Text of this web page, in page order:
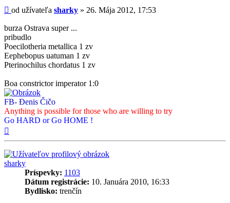
Príspevok
od užívateľa sharky » 26. Mája 2012, 17:53
burza Ostrava super ...
pribudlo
Poecilotheria metallica 1 zv
Eephebopus uatuman 1 zv
Pterinochilus chordatus 1 zv
Boa constrictor imperator 1:0
FB- Đenis Čičo
Anything is possible for those who are willing to try
Go HARD or Go HOME !
sharky
Príspevky: 1103
Dátum registrácie: 10. Januára 2010, 16:33
Bydlisko: trenčín